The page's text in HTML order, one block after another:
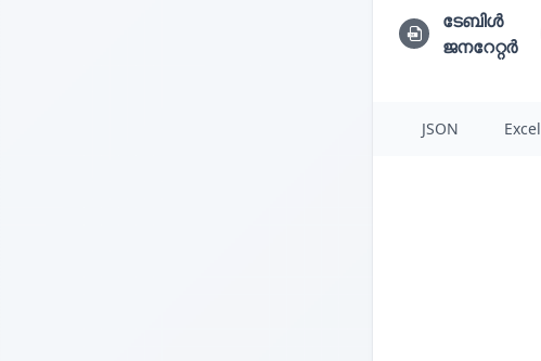
ടേബിൾ
ജനറേറ്റർ
JSON Excel